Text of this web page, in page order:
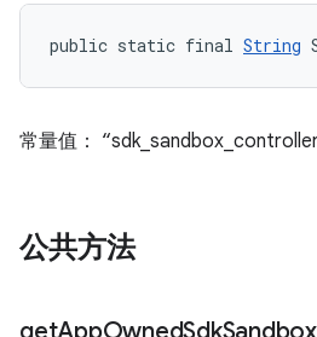
public static final String
常量值：
公共方法